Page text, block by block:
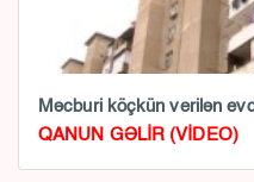
Məcburi köçkün verilən
QANUN GƏLİR (VİDEO)